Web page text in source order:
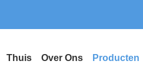
Thuis Over Ons Producten